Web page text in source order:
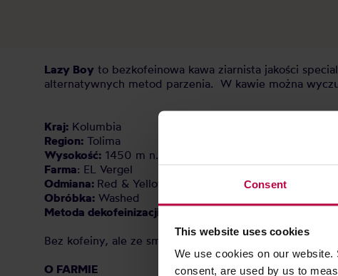
Consent
This website uses cookies
We use cookies on our
consent, are used by us to
Lazy Boy to bezkofeinowa kawa ziarnista jakości
alternatywnych metod parzenia. W kawie można
Kraj: Kolumbia
Region: Tolima
Wysokość: 1450 m n.p.m.
Farma: EL Vergel
Odmiana: Red & Yellow Caturra
Obróbka: Washed
Metoda dekofeinizacji:
Bez kofeiny, ale ze smakiem. Pełnia aromatu, nie
O FARMIE